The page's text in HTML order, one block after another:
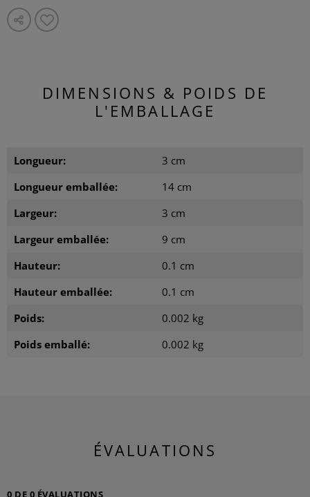
DIMENSIONS & POIDS DE
L'EMBALLAGE
Longueur:
3 cm
Longueur emballée:
14 cm
Largeur:
3 cm
Largeur emballée:
9 cm
Hauteur:
0.1 cm
Hauteur emballée:
0.1 cm
Poids:
0.002 kg
Poids emballé:
0.002 kg
ÉVALUATIONS
0 DE 0 ÉVALUATIONS